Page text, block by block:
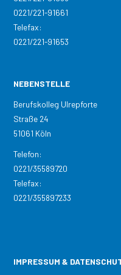
0221/221-91661
Telefax:
0221/221-91653
NEBENSTELLE
Berufskolleg
Straße 24
51061 Köln
Telefon:
0221/35589720
Telefax:
0221/355897233
IMPRESSUM &